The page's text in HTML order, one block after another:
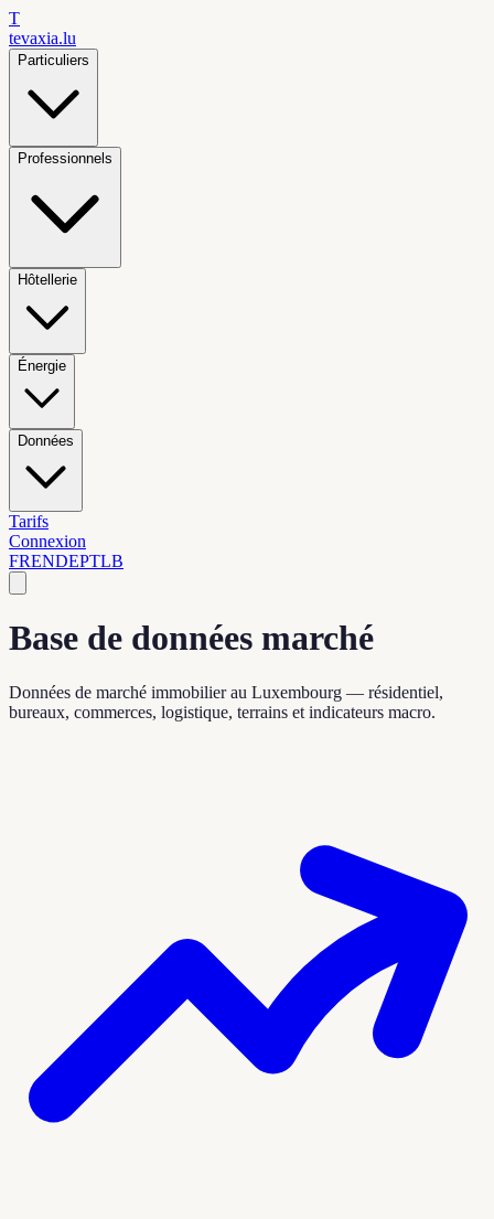
T
tevaxia.lu
Particuliers
Professionnels
Hôtellerie
Énergie
Données
Tarifs
Connexion
FRENDEPTLB
Base de données marché
Données de marché immobilier au Luxembourg — résidentiel,
bureaux, commerces, logistique, terrains et indicateurs macro.